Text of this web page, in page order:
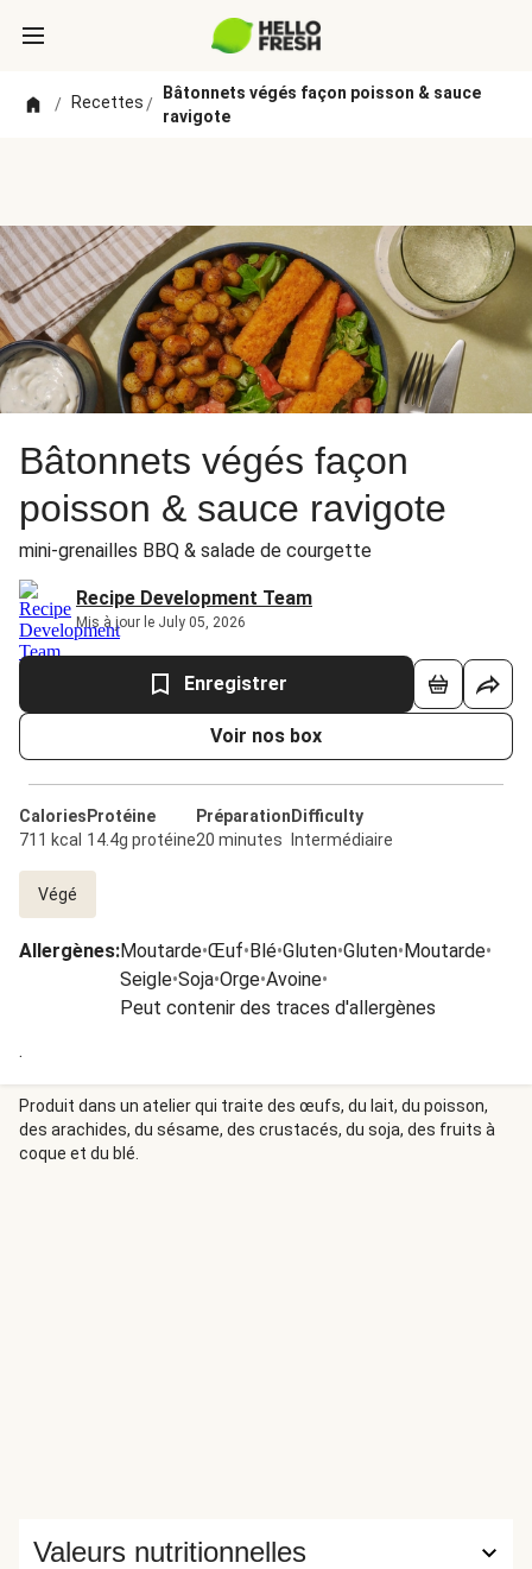
/ Recettes/
Bâtonnets végés façon poisson & sauce
ravigote
Bâtonnets végés façon
poisson & sauce ravigote
mini-grenailles BBQ & salade de courgette
Recipe Development Team
Mis à jour le July 05, 2026
Enregistrer
Voir nos box
Calories
711 kcal
Protéine
14.4g protéine
Préparation
20 minutes
Difficulty
Intermédiaire
Végé
Allergènes:Moutarde•Œuf•Blé•Gluten•Gluten•Moutarde•
Seigle•Soja•Orge•Avoine•
Peut contenir des traces d'allergènes
.
Produit dans un atelier qui traite des œufs, du lait, du poisson,
des arachides, du sésame, des crustacés, du soja, des fruits à
coque et du blé.
Valeurs nutritionnelles